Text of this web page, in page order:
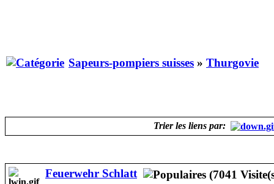
Sapeurs-pompiers suisses » Thurgovie
Trier les liens par:
Feuerwehr Schlatt